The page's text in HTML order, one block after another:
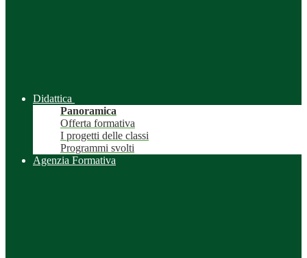
Didattica
Panoramica
Offerta formativa
I progetti delle classi
Programmi svolti
Agenzia Formativa